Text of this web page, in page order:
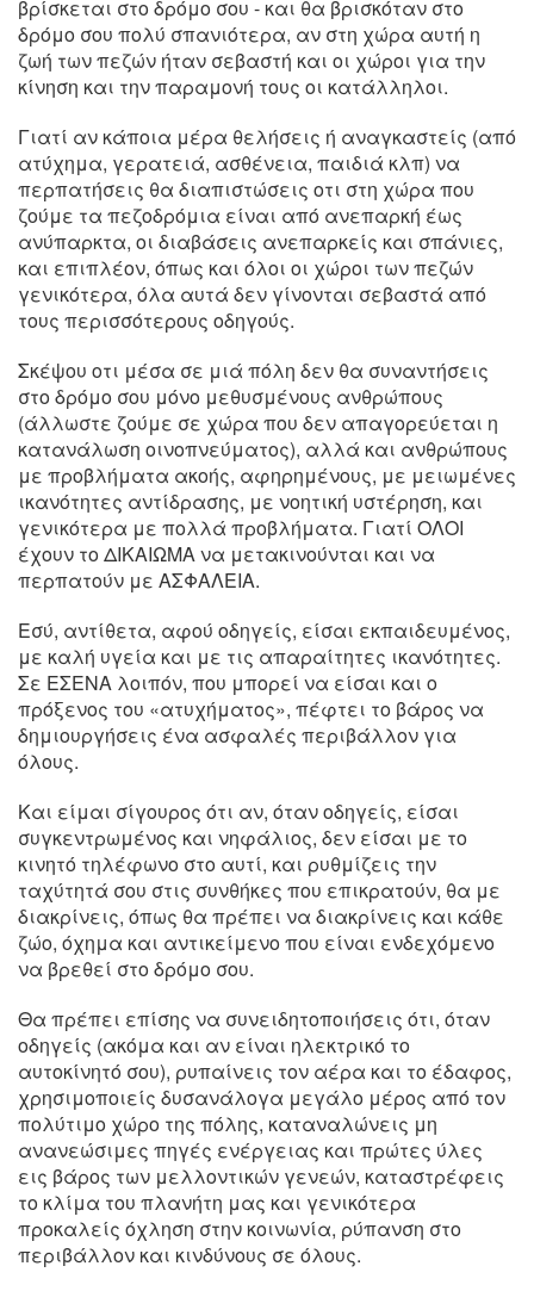
βρίσκεται στο δρόμο σου - και θα βρισκόταν στο
δρόμο σου πολύ σπανιότερα, αν στη χώρα αυτή η
ζωή των πεζών ήταν σεβαστή και οι χώροι για την
κίνηση και την παραμονή τους οι κατάλληλοι.
Γιατί αν κάποια μέρα θελήσεις ή αναγκαστείς (από
ατύχημα, γερατειά, ασθένεια, παιδιά κλπ) να
περπατήσεις θα διαπιστώσεις οτι στη χώρα που
ζούμε τα πεζοδρόμια είναι από ανεπαρκή έως
ανύπαρκτα, οι διαβάσεις ανεπαρκείς και σπάνιες,
και επιπλέον, όπως και όλοι οι χώροι των πεζών
γενικότερα, όλα αυτά δεν γίνονται σεβαστά από
τους περισσότερους οδηγούς.
Σκέψου οτι μέσα σε μιά πόλη δεν θα συναντήσεις
στο δρόμο σου μόνο μεθυσμένους ανθρώπους
(άλλωστε ζούμε σε χώρα που δεν απαγορεύεται η
κατανάλωση οινοπνεύματος), αλλά και ανθρώπους
με προβλήματα ακοής, αφηρημένους, με μειωμένες
ικανότητες αντίδρασης, με νοητική υστέρηση, και
γενικότερα με πολλά προβλήματα. Γιατί ΟΛΟΙ
έχουν το ΔΙΚΑΙΩΜΑ να μετακινούνται και να
περπατούν με ΑΣΦΑΛΕΙΑ.
Εσύ, αντίθετα, αφού οδηγείς, είσαι εκπαιδευμένος,
με καλή υγεία και με τις απαραίτητες ικανότητες.
Σε ΕΣΕΝΑ λοιπόν, που μπορεί να είσαι και ο
πρόξενος του «ατυχήματος», πέφτει το βάρος να
δημιουργήσεις ένα ασφαλές περιβάλλον για
όλους.
Και είμαι σίγουρος ότι αν, όταν οδηγείς, είσαι
συγκεντρωμένος και νηφάλιος, δεν είσαι με το
κινητό τηλέφωνο στο αυτί, και ρυθμίζεις την
ταχύτητά σου στις συνθήκες που επικρατούν, θα με
διακρίνεις, όπως θα πρέπει να διακρίνεις και κάθε
ζώο, όχημα και αντικείμενο που είναι ενδεχόμενο
να βρεθεί στο δρόμο σου.
Θα πρέπει επίσης να συνειδητοποιήσεις ότι, όταν
οδηγείς (ακόμα και αν είναι ηλεκτρικό το
αυτοκίνητό σου), ρυπαίνεις τον αέρα και το έδαφος,
χρησιμοποιείς δυσανάλογα μεγάλο μέρος από τον
πολύτιμο χώρο της πόλης, καταναλώνεις μη
ανανεώσιμες πηγές ενέργειας και πρώτες ύλες
εις βάρος των μελλοντικών γενεών, καταστρέφεις
το κλίμα του πλανήτη μας και γενικότερα
προκαλείς όχληση στην κοινωνία, ρύπανση στο
περιβάλλον και κινδύνους σε όλους.